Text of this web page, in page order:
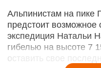
Альпинистам на пике
предстоит возможное
экспедиция Натальи
гибелью на высоте 7
оставить свое